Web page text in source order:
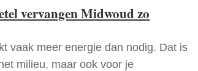
vervangen Midwoud zo
vaak meer energie dan nodig. Dat is
milieu, maar ook voor je